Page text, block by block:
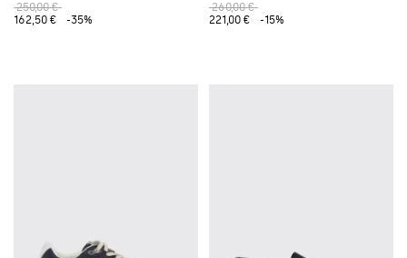
250,00 €
162,50 €
-35%
260,00 €
221,00 €
-15%